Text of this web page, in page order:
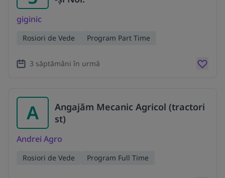
giginic
Rosiori de Vede Program Part Time
3 săptămâni în urmă
A
Angajăm Mecanic Agricol (tractori
st)
Andrei Agro
Rosiori de Vede Program Full Time